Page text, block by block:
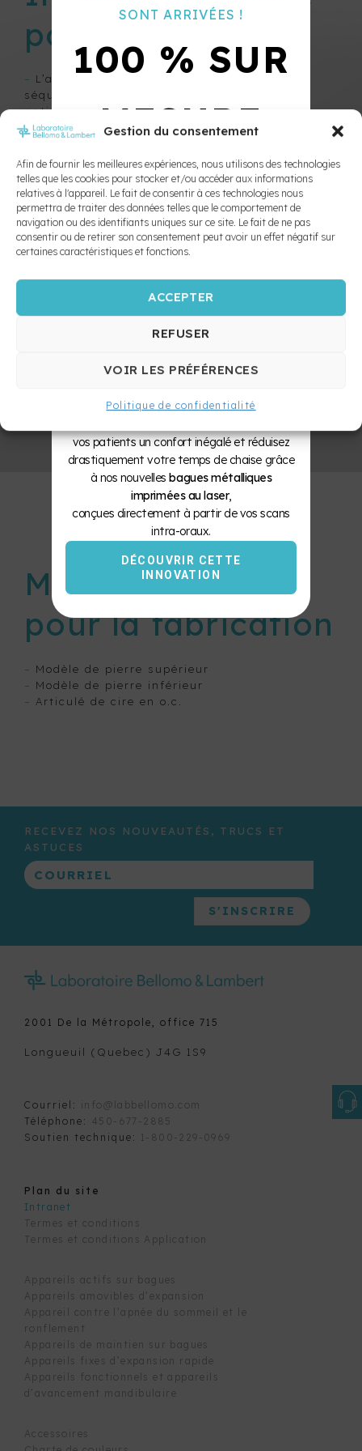
Gestion du consentement
Afin de fournir les meilleures expériences, nous utilisons des technologies
telles que les cookies pour stocker et/ou accéder aux informations
relatives à l'appareil. Le fait de consentir à ces technologies nous
permettra de traiter des données telles que le comportement de
navigation ou des identifiants uniques sur ce site. Le fait de ne pas
consentir ou de retirer son consentement peut avoir un effet négatif sur
certaines caractéristiques et fonctions.
ACCEPTER
REFUSER
VOIR LES PRÉFÉRENCES
Politique de confidentialité
DE
COULEURS
PRESCRIPTIONS
PRIX DES
ORTHODONTIQUE
port de l’E.L.N. :
– L’appareil se porte la nuit et durant 3
séquences de 3 minutes le jour afin que le
patient prenne bien conscience de l’effet
sensoriel produit par les nouveaux mécanismes
–L’E.L.N est un appareil confortable que les
patients portent sans maugréer.
Nous devons au Docteur Bruno Bonnet
l’invention de l’Enveloppe linguale nocturne,
fruit de ses travaux sur le rôle de la langue
(organe) dans la croissance faciale. Il
d’action transformatrice et de déploiement du
processus orthopédique d’origine fonctionnelle
linguale et psychique. Redonner à la langue
faciale » . Nous exprimons toute notre
Matériel requis
pour la fabrication
– Modèle de pierre supérieur
– Modèle de pierre inférieur
– Articulé de cire en o.c.
RECEVEZ NOS NOUVEAUTÉS, TRUCS ET
ASTUCES
2001 De la Métropole, office 715
Longueuil (Quebec) J4G 1S9
Courriel: info@labbellomo.com
Téléphone:
450-677-2885
Soutien technique: 1-800-229-0969
Plan du site
Intranet
Termes et conditions
Termes et conditions Application
Appareils actifs sur bagues
Appareils amovibles d’expansion
Appareil contre l’apnée du sommeil et le
ronflement
Appareils de maintien sur bagues
Appareils fixes d’expansion rapide
Appareils fonctionnels et appareils
d’avancement mandibulaire
Accessoires
SONT ARRIVÉES !
100 % SUR
MESURE
10X PLUS
SOLIDES
ZÉRO
SÉPARATEUR
Le Laboratoire Bellomo & Lambert propulse
vos patients un confort inégalé et réduisez
drastiquement votre temps de chaise grâce
à nos nouvellesbagues métalliques
imprimées au laser,
conçues directement à partir de vos scans
intra-oraux.
DÉCOUVRIR CETTE
INNOVATION